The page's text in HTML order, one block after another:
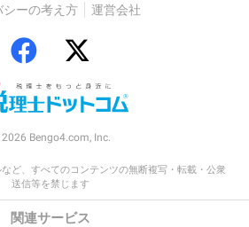
シーの考え方
運営会社
Bengo4.com, Inc.
ど、すべてのコンテンツの無断複写・転載・公衆
送信等を禁じます
関連サービス